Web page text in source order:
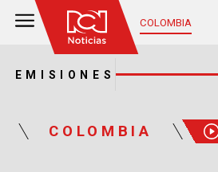
COLOMBIA
EMISIONES
COLOMBIA